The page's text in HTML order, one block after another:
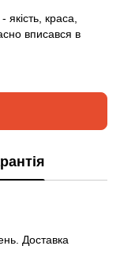
якість, краса,
вписався в
Доставка